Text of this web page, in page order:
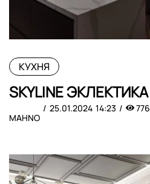
КУХНЯ
SKYLINE ЭКЛЕКТИКА
MAHNO
25.01.2024 14:23 776